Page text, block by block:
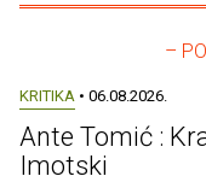
–
KRITIKA • 06.08.2026.
Ante Tomić :
Imotski